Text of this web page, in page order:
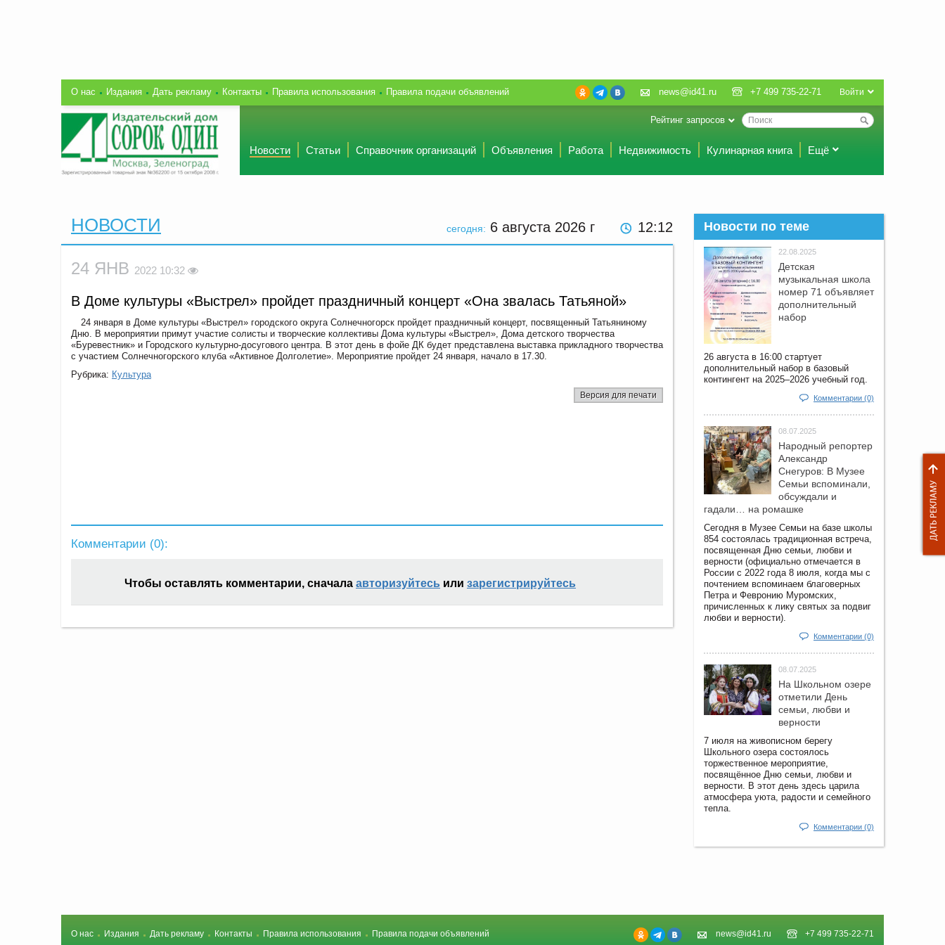
О нас Издания Дать рекламу Контакты Правила использования Правила подачи объявлений Войти
news@id41.ru +7 499 735-22-71
Рейтинг запросов
Новости Статьи Справочник организаций Объявления Работа Недвижимость Кулинарная книга Ещё
сегодня: 6 августа 2026 г 12:12
НОВОСТИ
24 ЯНВ 2022 10:32
В Доме культуры «Выстрел» пройдет праздничный концерт «Она звалась Татьяной»
24 января в Доме культуры «Выстрел» городского округа Солнечногорск пройдет праздничный концерт, посвященный Татьяниному
Дню. В мероприятии примут участие солисты и творческие коллективы Дома культуры «Выстрел», Дома детского творчества
«Буревестник» и Городского культурно-досугового центра. В этот день в фойе ДК будет представлена выставка прикладного творчества
с участием Солнечногорского клуба «Активное Долголетие». Мероприятие пройдет 24 января, начало в 17.30.
Рубрика: Культура
Версия для печати
Комментарии (0):
Чтобы оставлять комментарии, сначала авторизуйтесь или зарегистрируйтесь
Новости по теме
22.08.2025
Детская
музыкальная школа
номер 71 объявляет
дополнительный
набор
26 августа в 16:00 стартует
дополнительный набор в базовый
контингент на 2025–2026 учебный год.
Комментарии (0)
08.07.2025
Народный репортер
Александр
Снегуров: В Музее
Семьи вспоминали,
обсуждали и
гадали… на ромашке
Сегодня в Музее Семьи на базе школы
854 состоялась традиционная встреча,
посвященная Дню семьи, любви и
верности (официально отмечается в
России с 2022 года 8 июля, когда мы с
почтением вспоминаем благоверных
Петра и Февронию Муромских,
причисленных к лику святых за подвиг
любви и верности).
Комментарии (0)
08.07.2025
На Школьном озере
отметили День
семьи, любви и
верности
7 июля на живописном берегу
Школьного озера состоялось
торжественное мероприятие,
посвящённое Дню семьи, любви и
верности. В этот день здесь царила
атмосфера уюта, радости и семейного
тепла.
Комментарии (0)
news@id41.ru +7 499 735-22-71
О нас Издания Дать рекламу Контакты Правила использования Правила подачи объявлений